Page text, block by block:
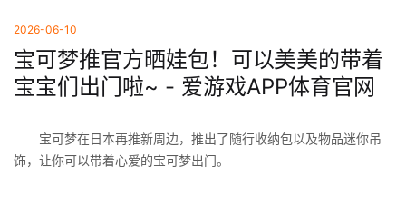
2026-06-10
宝可梦推官方晒娃包！可以美美的带着
宝宝们出门啦~ - 爱游戏APP体育官网
宝可梦在日本再推新周边，推出了随行收纳包以及物品迷你吊
饰，让你可以带着心爱的宝可梦出门。